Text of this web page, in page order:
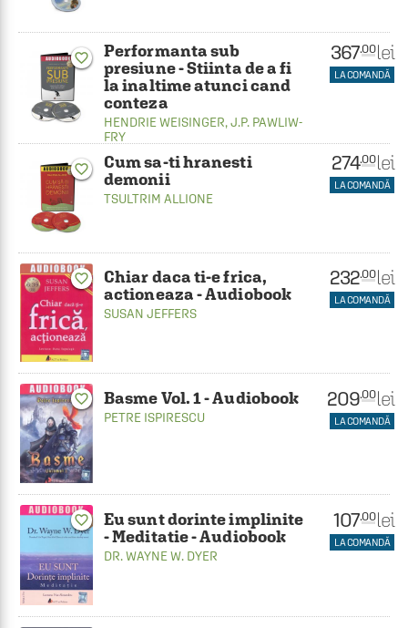
favorite_border
Performanta sub
presiune - Stiinta de a fi
la inaltime atunci cand
conteza
HENDRIE WEISINGER,J.P. PAWLIW-
FRY
367.00 lei
LA COMANDĂ
favorite_border
Cum sa-ti hranesti
demonii
TSULTRIM ALLIONE
274.00 lei
LA COMANDĂ
favorite_border
Chiar daca ti-e frica,
actioneaza - Audiobook
SUSAN JEFFERS
232.00 lei
LA COMANDĂ
favorite_border Basme Vol. 1 - Audiobook
PETRE ISPIRESCU
209.00 lei
LA COMANDĂ
favorite_border
Eu sunt dorinte implinite
- Meditatie - Audiobook
DR. WAYNE W. DYER
107.00 lei
LA COMANDĂ